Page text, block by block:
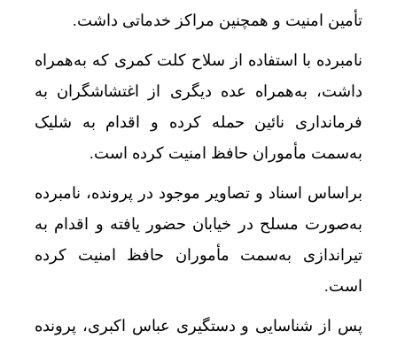
تأمین امنیت و همچنین مراکز خدماتی داشت.
نامبرده با استفاده از سلاح کلت کمری که به‌همراه
داشت، به‌همراه عده دیگری از اغتشاشگران به
فرمانداری نائین حمله کرده و اقدام به شلیک
به‌سمت مأموران حافظ امنیت کرده است.
براساس اسناد و تصاویر موجود در پرونده، نامبرده
به‌صورت مسلح در خیابان حضور یافته و اقدام به
تیراندازی به‌سمت مأموران حافظ امنیت کرده
است.
پس از شناسایی و دستگیری عباس اکبری، پرونده